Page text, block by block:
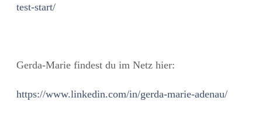
test-start/
Gerda-Marie findest du im Netz hier:
https://www.linkedin.com/in/gerda-marie-adenau/